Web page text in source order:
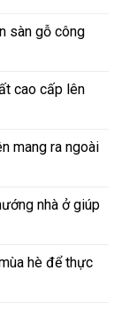
sàn gỗ công
cao cấp lên
mang ra ngoài
nhà ở giúp
hè để thực